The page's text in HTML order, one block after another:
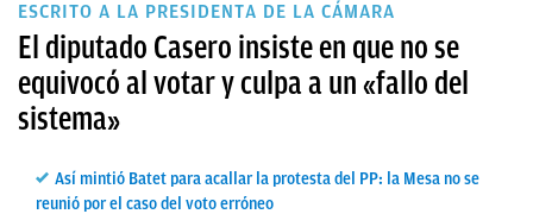
ESCRITO A LA PRESIDENTA DE LA CÁMARA
El diputado Casero insiste en que no se
equivocó al votar y culpa a un «fallo del
sistema»
Así mintió Batet para acallar la protesta del PP: la Mesa no se
reunió por el caso del voto erróneo